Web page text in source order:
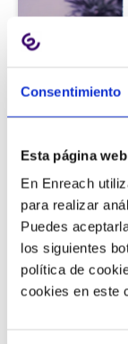
Consentimiento
Esta página
En Enreach
para realizar
Puedes
los siguientes
política de
cookies en este
9
la
11/06/2026